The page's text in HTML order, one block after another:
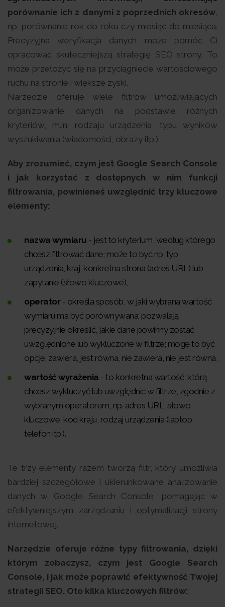
porównanie ich z danymi z poprzednich okresów,
np. porównanie rok do roku czy miesiąc do miesiąca.
Precyzyjna weryfikacja danych może pomóc Ci
opracować skuteczniejszą strategię SEO strony. To
może przełożyć się na przyciągnięcie wartościowego
ruchu na stronie i większe zyski.
Narzędzie oferuje wiele filtrów umożliwiających
organizowanie danych na podstawie różnych
kryteriów, m.in. rodzaju urządzenia, typu wyników
wyszukiwania (wiadomości, obrazy itp.).
Aby zrozumieć, czym jest Google Search Console
i jak korzystać z dostępnych w nim funkcji
filtrowania, powinieneś uwzględnić trzy kluczowe
elementy:
nazwa wymiaru - jest to kryterium, według którego
chcesz filtrować dane; może to być np. typ
urządzenia, kraj, konkretna strona (adres URL) lub
zapytanie (słowo kluczowe),
operator- określa sposób, w jaki wybrana wartość
wymiaru ma być porównywana; pozwalają
precyzyjnie określić, jakie dane powinny zostać
uwzględnione lub wykluczone w filtrze; mogę to być
opcje: zawiera, jest równa, nie zawiera, nie jest równa,
wartość wyrażenia - to konkretna wartość, którą
chcesz wykluczyć lub uwzględnić w filtrze, zgodnie z
wybranym operatorem, np. adres URL, słowo
kluczowe, kod kraju, rodzaj urządzenia (laptop,
telefon itp.).
Te trzy elementy razem tworzą filtr, który umożliwia
bardziej szczegółowe i ukierunkowane analizowanie
danych w Google Search Console, pomagając w
efektywniejszym zarządzaniu i optymalizacji strony
internetowej.
Narzędzie oferuje różne typy filtrowania, dzięki
którym zobaczysz, czym jest Google Search
Console, i jak może poprawić efektywność Twojej
strategii SEO. Oto kilka kluczowych filtrów: